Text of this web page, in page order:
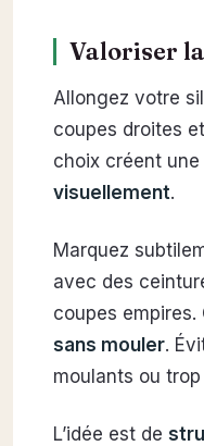
Valoriser
Allongez votre
coupes droites
choix créent
visuellement.
Marquez
avec des
coupes empires.
sans mouler.
moulants ou
L’idée est de